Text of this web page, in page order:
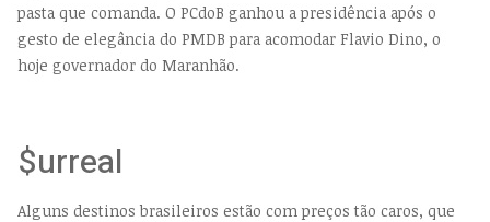
pasta que comanda. O PCdoB ganhou a presidência após o
gesto de elegância do PMDB para acomodar Flavio Dino, o
hoje governador do Maranhão.
$urreal
Alguns destinos brasileiros estão com preços tão caros, que